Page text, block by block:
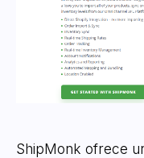
ShipMonk ofrece